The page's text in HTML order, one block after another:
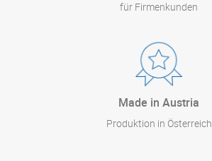
für Firmenkunden
Made in Austria
Produktion in Österreich